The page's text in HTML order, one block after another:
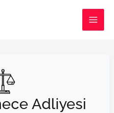
Adliyesi